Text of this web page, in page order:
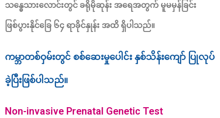
သန္ဓေသားလောင်းတွင် ခရိုမိုဆုန်း အရေအတွက် မူမမှန်ခြင်း
ဖြစ်ပွားနိုင်ခြေ ၆၄ ရာခိုင်နှုန်း အထိ ရှိပါသည်။
ကမ္ဘာတစ်ဝှမ်းတွင် စစ်ဆေးမှုပေါင်း နှစ်သိန်းကျော် ပြုလုပ်
ခဲ့ပြီးဖြစ်ပါသည်။
Non-invasive Prenatal Genetic Test